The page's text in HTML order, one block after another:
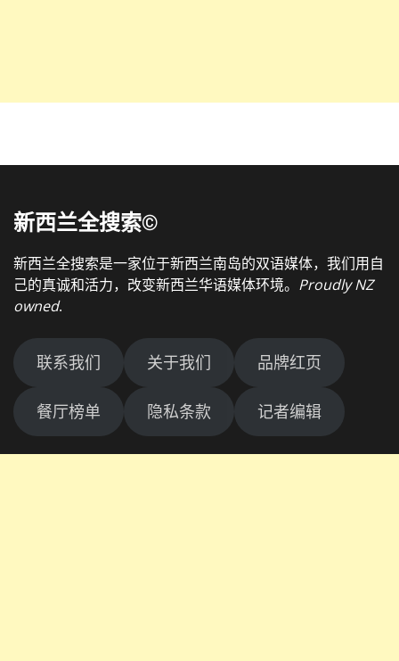
新西兰全搜索©
新西兰全搜索是一家位于新西兰南岛的双语媒体，我们用自
己的真诚和活力，改变新西兰华语媒体环境。 Proudly NZ
owned.
联系我们 关于我们 品牌红页
餐厅榜单 隐私条款 记者编辑